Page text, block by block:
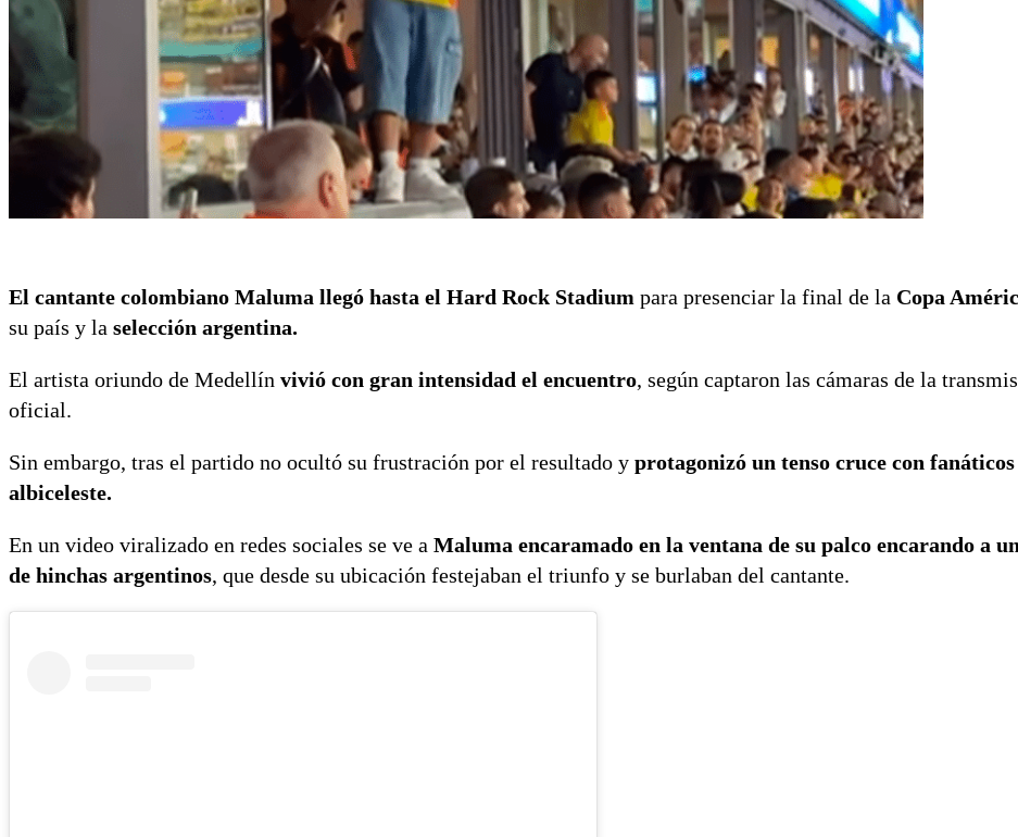
El cantante colombiano Maluma llegó hasta el Hard Rock Stadium para presenciar la final de la Copa
su país y la selección argentina.
El artista oriundo de Medellín vivió con gran intensidad el encuentro, según captaron las cámaras de la
oficial.
Sin embargo, tras el partido no ocultó su frustración por el resultado y protagonizó un tenso cruce con fanáticos
albiceleste.
En un video viralizado en redes sociales se ve a Maluma encaramado en la ventana de su palco encarando a
de hinchas argentinos, que desde su ubicación festejaban el triunfo y se burlaban del cantante.